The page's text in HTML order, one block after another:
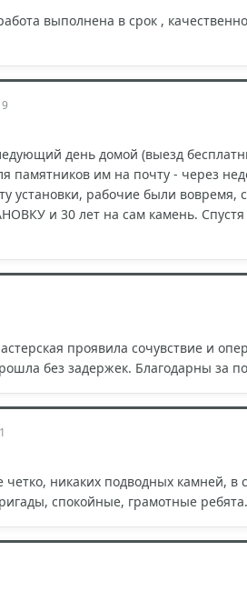
выполнена в срок ,
день домой (выезд
памятников им на почту - через
установки, рабочие были
и 30 лет на сам камень.
проявила сочувствие и
без задержек. Благодарны за
никаких подводных камней,
спокойные, грамотные